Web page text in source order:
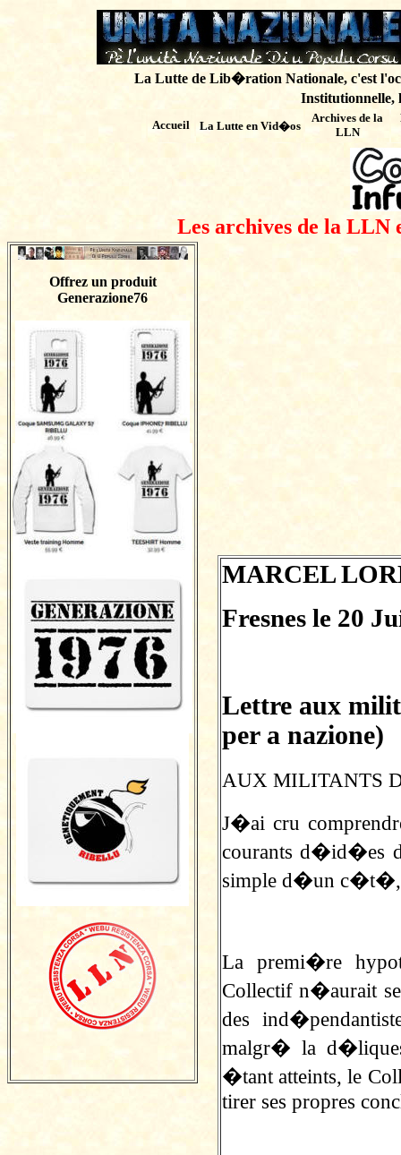
La Lutte de Lib�ration Nationale, c'est
Institutionnelle,
Accueil La Lutte en Vid�os
Archives de la
LLN
Les archives de la LLN
Offrez un produit
Generazione76
MARCEL
Fresnes le 20
Lettre aux
per a nazione)
AUX MILITANTS
J�ai cru
courants d�id�es
simple d�un
La premi�re
Collectif n�aurait
des
malgr� la
�tant atteints, le
tirer ses propres